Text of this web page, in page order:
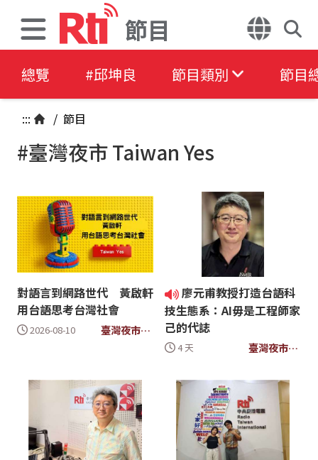
節目
總覽 #邱坤良 節目類別 節目
::: / 節目
#臺灣夜市 Taiwan Yes
對語言到網路世代 黃啟軒
用台語思考台灣社會
2026-08-10
臺灣夜市
廖元甫教授打造台語科
技生態系：AI毋是工程師家
己的代誌
4 天
臺灣夜市
Yes